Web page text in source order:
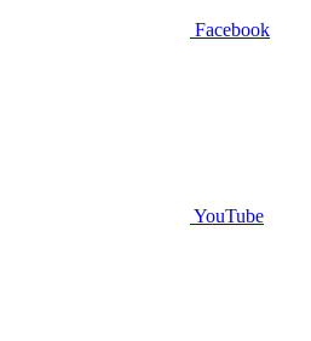
Facebook
YouTube